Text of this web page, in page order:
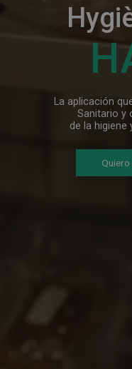
La aplicación
Sanitario y
de la higiene
Quiero